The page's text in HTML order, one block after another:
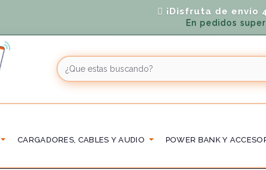
¡Disfruta de envío
En pedidos
CARGADORES, CABLES Y AUDIO POWER BANK Y